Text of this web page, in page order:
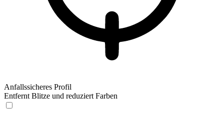
Anfallssicheres Profil
Entfernt Blitze und reduziert Farben